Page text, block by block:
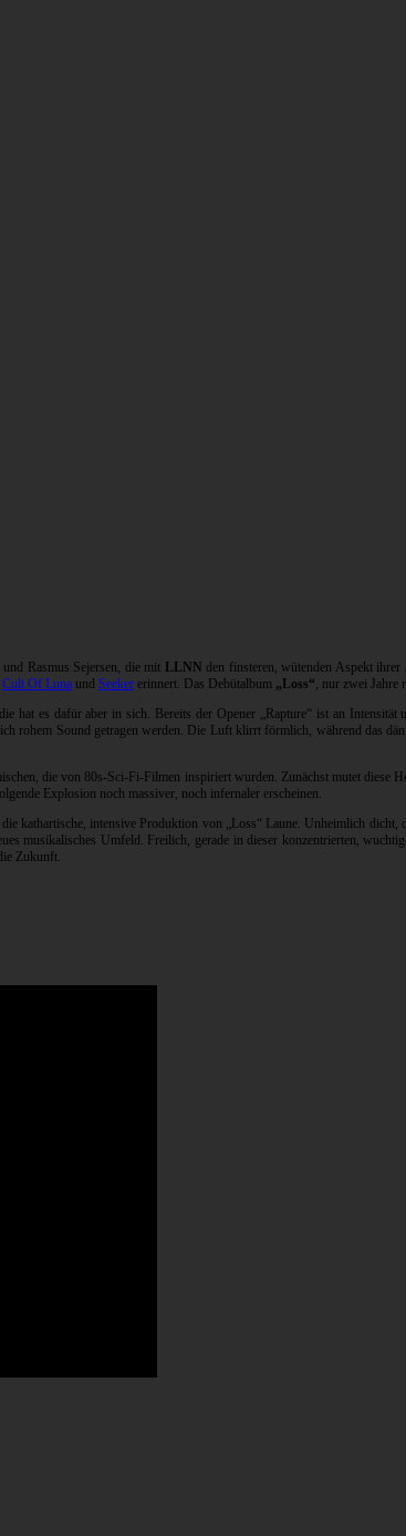
Rasmus Sejersen, die mit LLNN den finsteren, wütenden Aspekt
Cult Of Luna und Seeker erinnert. Das Debütalbum „Loss“, nur zwei Jahre
hat es dafür aber in sich. Bereits der Opener „Rapture“ ist an
rohem Sound getragen werden. Die Luft klirrt förmlich, während das
die von 80s-Sci-Fi-Filmen inspiriert wurden. Zunächst mutet diese
Explosion noch massiver, noch infernaler erscheinen.
kathartische, intensive Produktion von „Loss“ Laune. Unheimlich
musikalisches Umfeld. Freilich, gerade in dieser konzentrierten,
Zukunft.